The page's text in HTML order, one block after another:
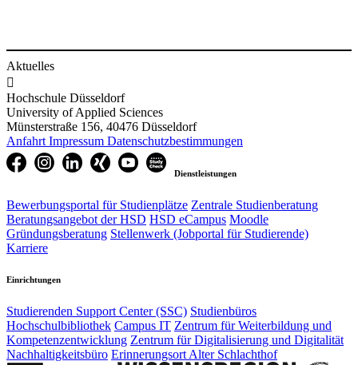
Aktuelles

Hochschule Düsseldorf
University of Applied Sciences
Münsterstraße 156, 40476 Düsseldorf
Anfahrt Impressum Datenschutzbestimmungen
Dienstleistungen
Bewerbungsportal für Studienplätze Zentrale Studienberatung
Beratungsangebot der HSD HSD eCampus Moodle
Gründungsberatung Stellenwerk (Jobportal für Studierende)
Karriere
Einrichtungen
Studierenden Support Center (SSC) Studienbüros
Hochschulbibliothek Campus IT Zentrum für Weiterbildung und
Kompetenzentwicklung Zentrum für Digitalisierung und Digitalität
Nachhaltigkeitsbüro Erinnerungsort Alter Schlachthof